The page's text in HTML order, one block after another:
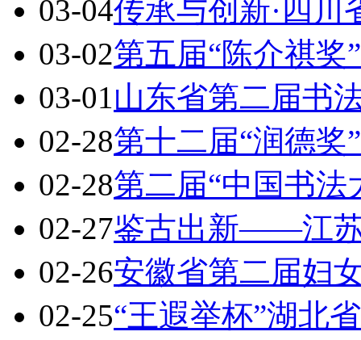
03-04传承与创新·四
03-02第五届“陈介祺
03-01山东省第二届书
02-28第十二届“润德
02-28第二届“中国书
02-27鉴古出新——江
02-26安徽省第二届妇
02-25“王遐举杯”湖北